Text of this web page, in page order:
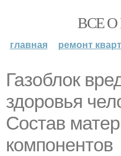
ВСЕ
главная ремонт
Газоблок
здоровья
Состав
компонентов